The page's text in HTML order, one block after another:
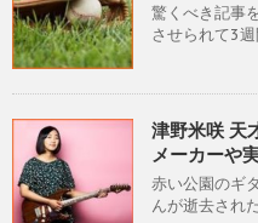
驚くべき記事
させられて3
津野米咲 天
メーカーや
赤い公園のギ
んが逝去され